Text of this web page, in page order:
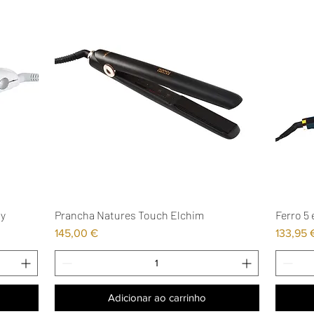
Visualização rápida
Prancha Natures Touch Elchim
Preço
145,00 €
Adicionar ao carrinho
Ferro 5
Preço
133,95